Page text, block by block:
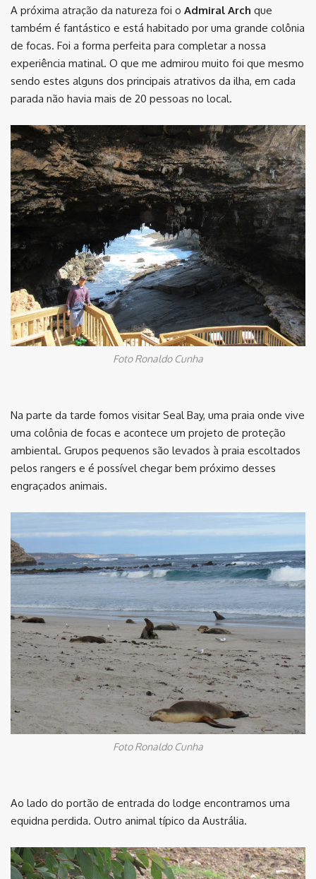
A próxima atração da natureza foi o Admiral Arch que
também é fantástico e está habitado por uma grande colônia
de focas. Foi a forma perfeita para completar a nossa
experiência matinal. O que me admirou muito foi que mesmo
sendo estes alguns dos principais atrativos da ilha, em cada
parada não havia mais de 20 pessoas no local.
Foto Ronaldo Cunha
Na parte da tarde fomos visitar Seal Bay, uma praia onde vive
uma colônia de focas e acontece um projeto de proteção
ambiental. Grupos pequenos são levados à praia escoltados
pelos rangers e é possível chegar bem próximo desses
engraçados animais.
Foto Ronaldo Cunha
Ao lado do portão de entrada do lodge encontramos uma
equidna perdida. Outro animal típico da Austrália.